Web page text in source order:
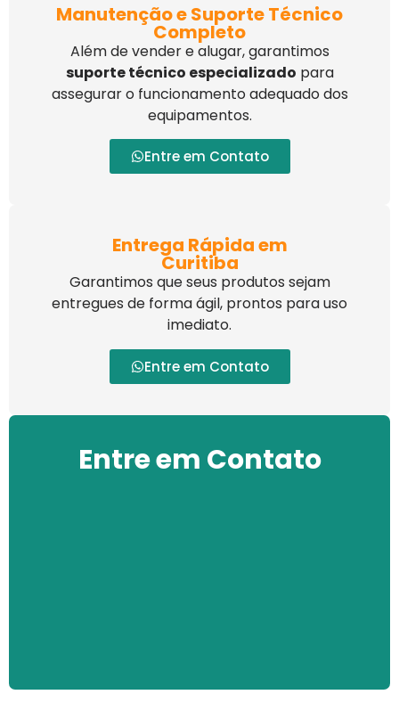
Manutenção e Suporte Técnico
Completo
Além de vender e alugar, garantimos
suporte técnico especializado para
assegurar o funcionamento adequado dos
equipamentos.
Entre em Contato
Entrega Rápida em
Curitiba
Garantimos que seus produtos sejam
entregues de forma ágil, prontos para uso
imediato.
Entre em Contato
Entre em Contato